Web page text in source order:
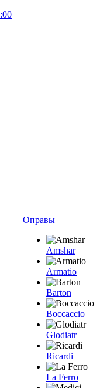
Оправы
Amshar
Armatio
Barton
Boccaccio
Glodiatr
Ricardi
La Ferro